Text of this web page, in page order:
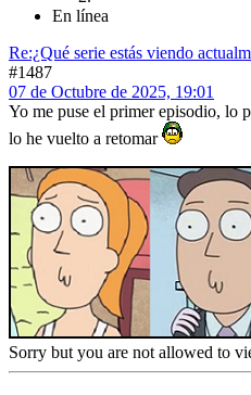
En línea
Re:¿Qué serie estás viendo
#1487
07 de Octubre de 2025, 19:01
Yo me puse el primer episodio, lo
lo he vuelto a retomar
Sorry but you are not allowed to